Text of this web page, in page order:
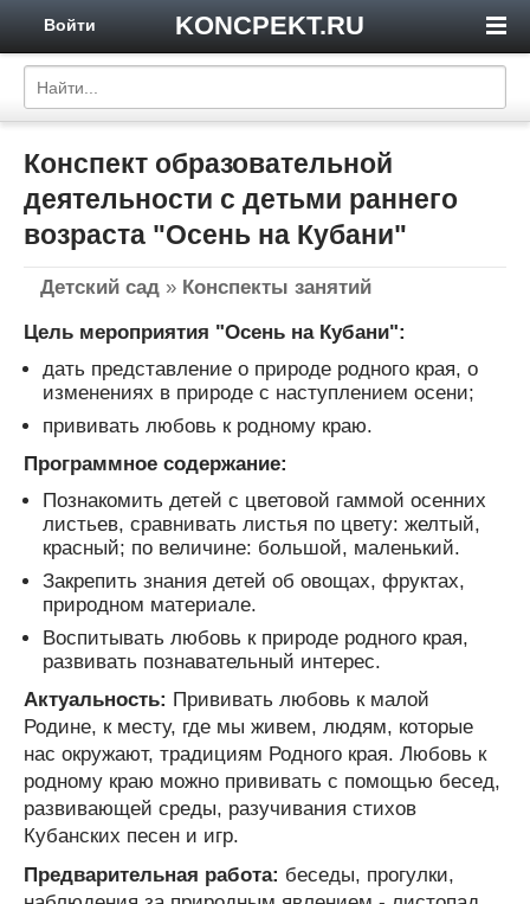
KONCPEKT.RU
Войти
Конспект образовательной
деятельности с детьми раннего
возраста "Осень на Кубани"
Детский сад » Конспекты занятий
Цель мероприятия "Осень на Кубани":
дать представление о природе родного края, о
изменениях в природе с наступлением осени;
прививать любовь к родному краю.
Программное содержание:
Познакомить детей с цветовой гаммой осенних
листьев, сравнивать листья по цвету: желтый,
красный; по величине: большой, маленький.
Закрепить знания детей об овощах, фруктах,
природном материале.
Воспитывать любовь к природе родного края,
развивать познавательный интерес.
Актуальность: Прививать любовь к малой
Родине, к месту, где мы живем, людям, которые
нас окружают, традициям Родного края. Любовь к
родному краю можно прививать с помощью бесед,
развивающей среды, разучивания стихов
Кубанских песен и игр.
Предварительная работа: беседы, прогулки,